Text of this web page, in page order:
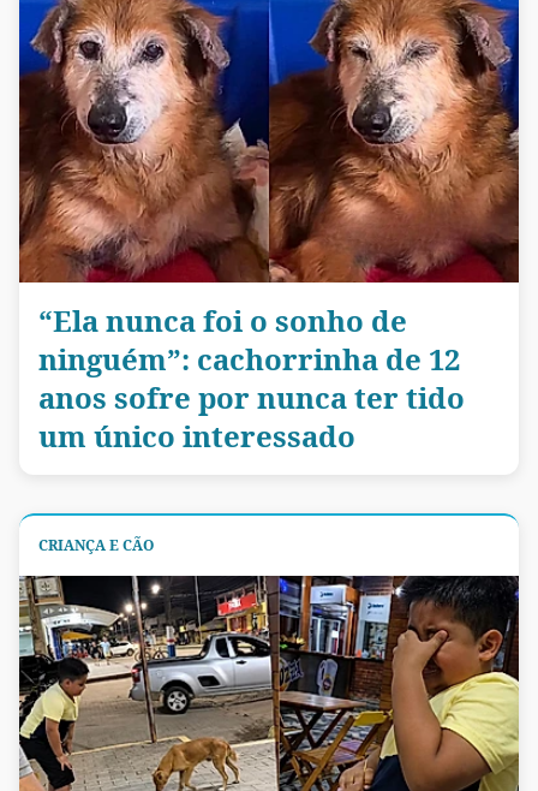
“Ela nunca foi o sonho de
ninguém”: cachorrinha de 12
anos sofre por nunca ter tido
um único interessado
CRIANÇA E CÃO